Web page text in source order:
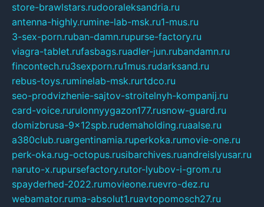
store-brawlstars.rudooraleksandria.ru
antenna-highly.rumine-lab-msk.ru1-mus.ru
3-sex-porn.ruban-damn.rupurse-factory.ru
viagra-tablet.rufasbags.ruadler-jun.rubandamn.ru
fincontech.ru3sexporn.ru1mus.rudarksand.ru
rebus-toys.ruminelab-msk.rurtdco.ru
seo-prodvizhenie-sajtov-stroitelnyh-kompanij.ru
card-voice.rurulonnyygazon177.rusnow-guard.ru
domizbrusa-9x12spb.rudemaholding.ruaalse.ru
a380club.ruargentinamia.ruperkoka.rumovie-one.ru
perk-oka.rug-octopus.rusibarchives.ruandreislyusar.ru
naruto-x.rupursefactory.rutor-lyubov-i-grom.ru
spayderhed-2022.rumovieone.ruevro-dez.ru
webamator.ruma-absolut1.ruavtopomosch27.ru